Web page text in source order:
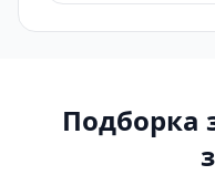
Подборка